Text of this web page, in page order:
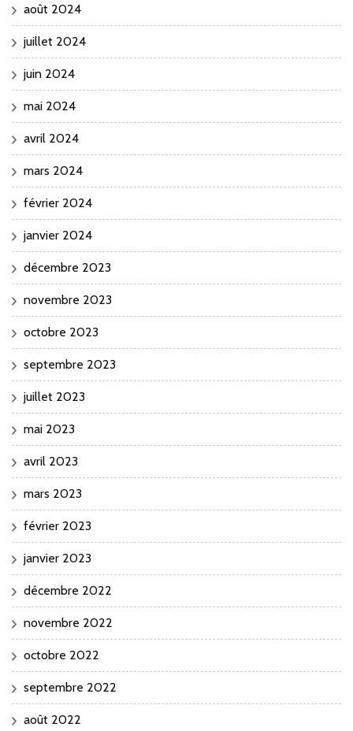
août 2024
juillet 2024
juin 2024
mai 2024
avril 2024
mars 2024
février 2024
janvier 2024
décembre 2023
novembre 2023
octobre 2023
septembre 2023
juillet 2023
mai 2023
avril 2023
mars 2023
février 2023
janvier 2023
décembre 2022
novembre 2022
octobre 2022
septembre 2022
août 2022